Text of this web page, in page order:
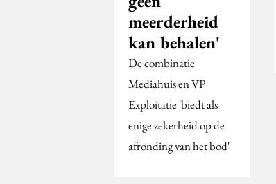
meerderheid
kan behalen'
De combinatie
Mediahuis en VP
Exploitatie 'biedt als
enige zekerheid op de
afronding van het bod'